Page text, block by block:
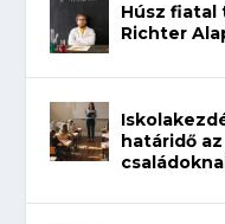
Húsz fiatal
Richter
határidő